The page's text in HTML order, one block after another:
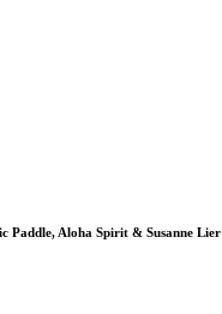
Paddle, Aloha Spirit & Susanne Lier